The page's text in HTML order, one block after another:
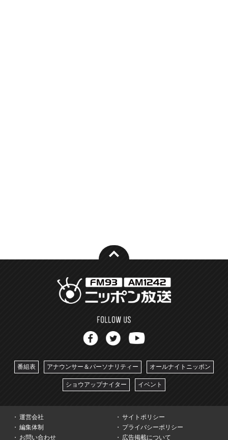
番組表 アナウンサー＆パーソナリティー オールナイトニッポン
ショウアップナイター イベント
運営会社
サイトポリシー
編集体制
プライバシーポリシー
お問い合わせ
広告掲載について